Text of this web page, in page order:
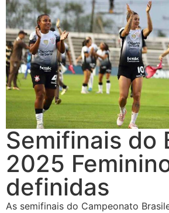
Semifinais do
2025
definidas
As semifinais do Campeonato